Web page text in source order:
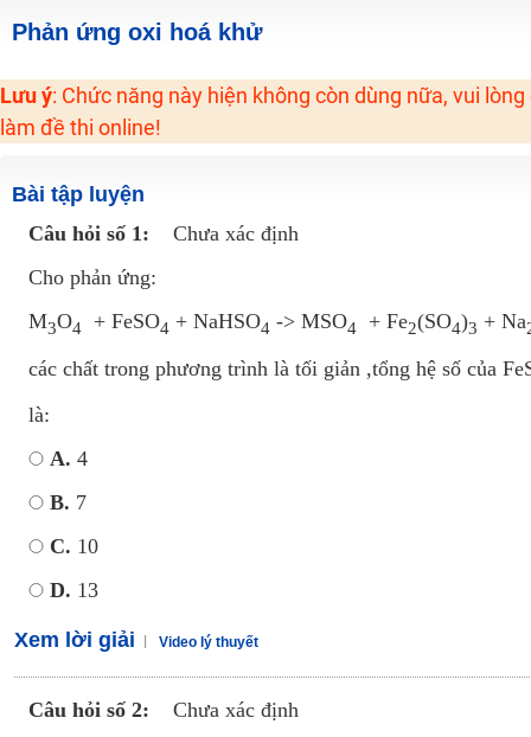
Học online lớp 2 với thầy cô giáo giỏi, nổi tiếng
Hot! Lễ hội đồng giá 449K - 499K toàn bộ khoá học tại Tuyensinh247
Khuyến Mãi Khoá Học 1K Chỉ Từ 11-13/09/2024
Khai giảng các khóa lớp 9 Toán - Lý - Hóa - Văn - Anh năm 2018
Khai giảng khóa Ngữ văn 7 - xây nền vững chắc cho tương lai!
Luyện thi vào lớp 10 môn Toán, Văn, Hóa, Anh, Lý với giáo viên giỏi và nổi
Phản ứng oxi hoá khử
Lưu ý: Chức năng này hiện không còn dùng nữa, vui
làm đề thi online!
Bài tập luyện
Câu hỏi số 1:
Chưa xác định
Cho phản ứng:
M3O4 + FeSO4 + NaHSO4 -> MSO4 + Fe2(SO4)3 + Na
các chất trong phương trình là tối giản ,tổng hệ số của
là:
A. 4
B. 7
C. 10
D. 13
Xem lời giải Video lý thuyết
Câu hỏi số 2:
Chưa xác định